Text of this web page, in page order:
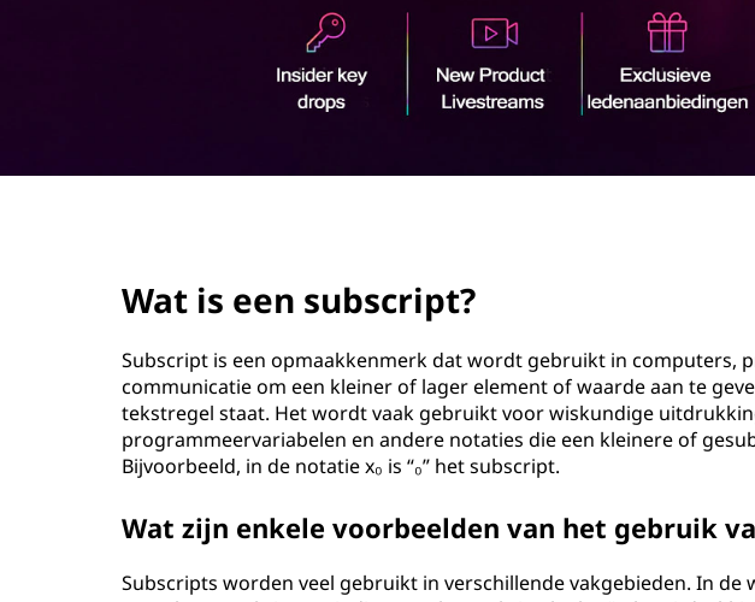
Wat is een subscript?
Subscript is een opmaakkenmerk dat wordt gebruikt in computers,
communicatie om een kleiner of lager element of waarde aan te
tekstregel staat. Het wordt vaak gebruikt voor wiskundige
programmeervariabelen en andere notaties die een kleinere of
Bijvoorbeeld, in de notatie x₀ is “₀” het subscript.
Wat zijn enkele voorbeelden van het gebruik
Subscripts worden veel gebruikt in verschillende vakgebieden. In de